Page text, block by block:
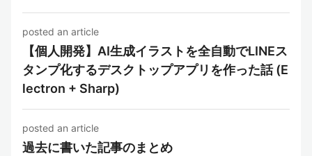
posted an article
【個人開発】AI生成イラストを全自動でLINEス
タンプ化するデスクトップアプリを作った話 (E
lectron + Sharp)
posted an article
過去に書いた記事のまとめ